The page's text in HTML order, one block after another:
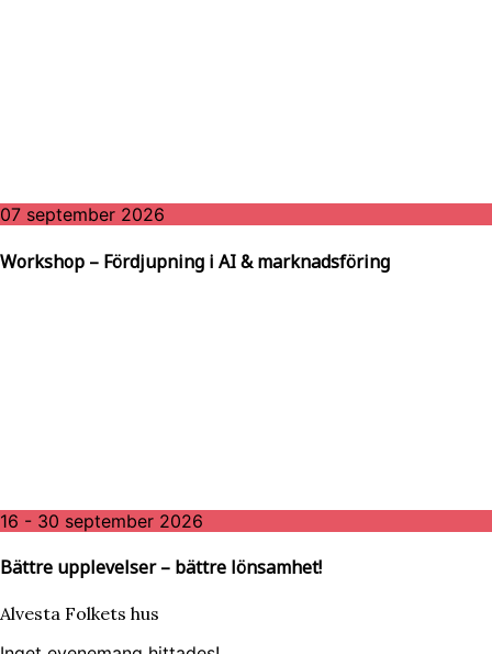
07 september 2026
Workshop – Fördjupning i AI & marknadsföring
16 - 30 september 2026
Bättre upplevelser – bättre lönsamhet!
Alvesta Folkets hus